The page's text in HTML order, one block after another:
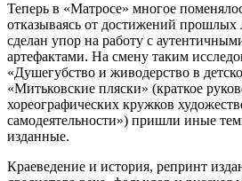
Теперь в «Матросе» многое
отказываясь от достижений прошлых
сделан упор на работу с
артефактами. На смену таким
«Душегубство и живодерство в
«Митьковские пляски» (краткое
хореографических кружков
самодеятельности») пришли иные
изданные.
Краеведение и история, репринт